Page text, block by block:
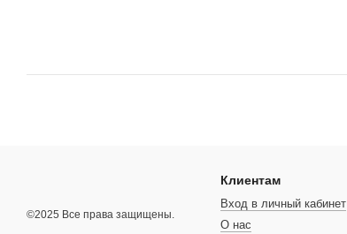
©2025 Все права защищены.
Клиентам
Вход в личный кабинет
О нас